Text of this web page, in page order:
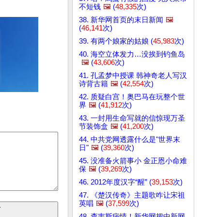
不短钱 🖼️ (48,335次)
38. 新华网首页的末日新闻 🖼️
(46,141次)
39. 有两个娘家的姑娘 (45,983次)
40. 海空立体发力…没挨到钓鱼岛
🖼️ (43,606次)
41. 孔孟梦中授课 韩神奇老人写汉
诗背古籍 🖼️ (42,554次)
42. 质疑白宫！奥巴马在玩整个世
界 🖼️ (41,912次)
43. 一封用生命写就的信惊现万圣
节装饰盒 🖼️ (41,200次)
44. 中共党网透露什么是"世界末
日" 🖼️ (39,360次)
45. 没准备火箭事小 金正恩小命难
保 🖼️ (39,269次)
46. 2012年度汉字“醒” (39,153次)
47. 《楚汉传奇》主题歌咋让宋祖
英唱 🖼️ (37,599次)